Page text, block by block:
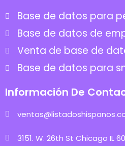
Base de datos para
Base de datos de
Venta de base de
Base de datos para
Información De
3151. W. 26th St Chicago IL